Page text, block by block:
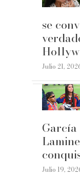
se
Julio 21,
García
Julio 19,